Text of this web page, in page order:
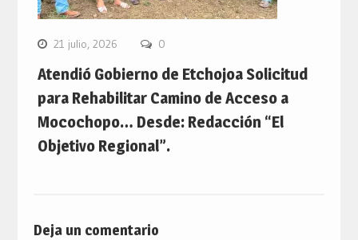
21 julio, 2026 0
Atendió Gobierno de Etchojoa Solicitud
para Rehabilitar Camino de Acceso a
Mocochopo… Desde: Redacción “El
Objetivo Regional”.
Deja un comentario